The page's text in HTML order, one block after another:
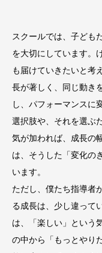
スクールでは、子ども
を大切にしています。
も届けていきたいと考
長が著しく、同じ動き
し、パフォーマンスに
選択肢や、それを選ぶ
気が加われば、成長の
は、そうした「変化の
います。
ただし、僕たち指導者
る成長は、少し違って
は、「楽しい」という
の中から「もっとやり